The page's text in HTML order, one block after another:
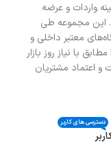
خود را از سال ۱۳۷۹ در زمینه واردات و عرضه
این مجموعه طی
معتبر داخلی و
با نیاز روز بازار
و اعتماد مشتریان
دسترسی های کاربر